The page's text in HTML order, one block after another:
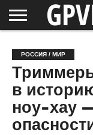
ОБЛАСТЬ
НОВОСТИ
СОСЕДЕЙ
РОССИЯ
/ МИР
СПЕЦПРОЕКТЫ
БЛОГ
СТАТЬИ
ИНТЕРВЬЮ
ОБЪЕКТЫ
ПОДБОРКИ
РОССИЯ / МИР
в
ноу-хау